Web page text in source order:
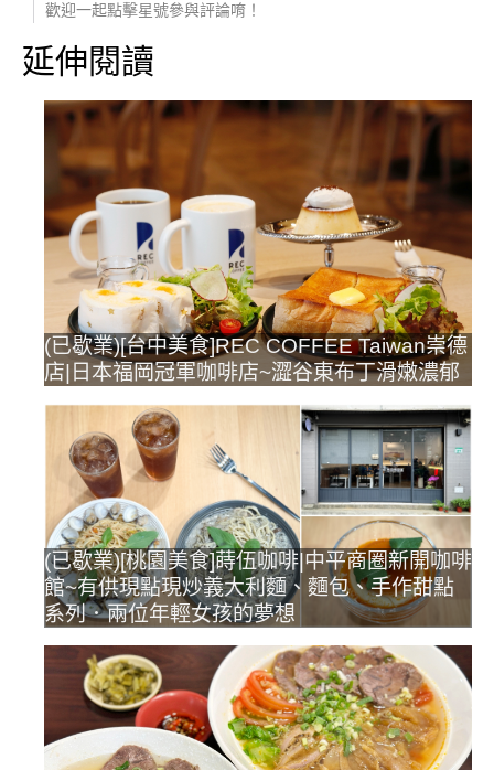
歡迎一起點擊星號參與評論唷！
延伸閱讀
(已歇業)[台中美食]REC COFFEE Taiwan崇德
店|日本福岡冠軍咖啡店~澀谷東布丁滑嫩濃郁
(已歇業)[桃園美食]蒔伍咖啡|中平商圈新開咖啡
館~有供現點現炒義大利麵、麵包、手作甜點
系列．兩位年輕女孩的夢想